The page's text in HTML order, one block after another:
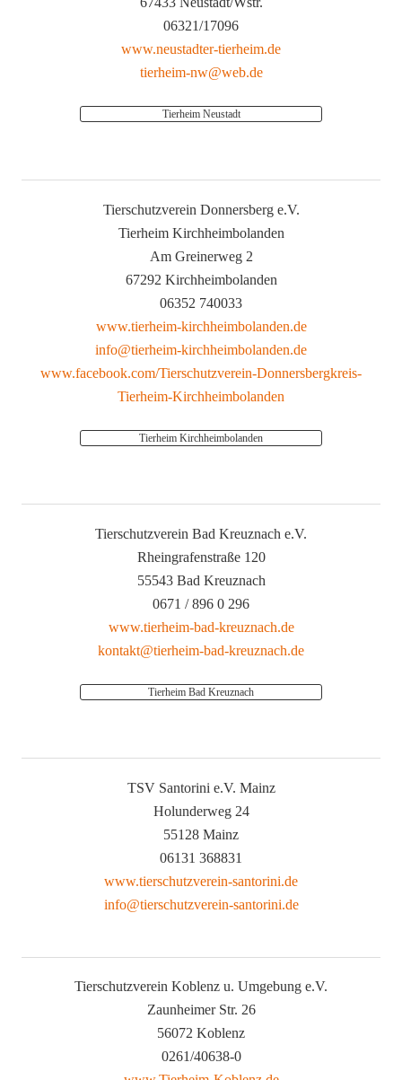
06321/17096
www.neustadter-tierheim.de
tierheim-nw@web.de
Tierheim Neustadt
Tierschutzverein Donnersberg e.V.
Tierheim Kirchheimbolanden
Am Greinerweg 2
67292 Kirchheimbolanden
06352 740033
www.tierheim-kirchheimbolanden.de
info@tierheim-kirchheimbolanden.de
www.facebook.com/Tierschutzverein-Donnersbergkreis-
Tierheim-Kirchheimbolanden
Tierheim Kirchheimbolanden
Tierschutzverein Bad Kreuznach e.V.
Rheingrafenstraße 120
55543 Bad Kreuznach
0671 / 896 0 296
www.tierheim-bad-kreuznach.de
kontakt@tierheim-bad-kreuznach.de
Tierheim Bad Kreuznach
TSV Santorini e.V. Mainz
Holunderweg 24
55128 Mainz
06131 368831
www.tierschutzverein-santorini.de
info@tierschutzverein-santorini.de
Tierschutzverein Koblenz u. Umgebung e.V.
Zaunheimer Str. 26
56072 Koblenz
0261/40638-0